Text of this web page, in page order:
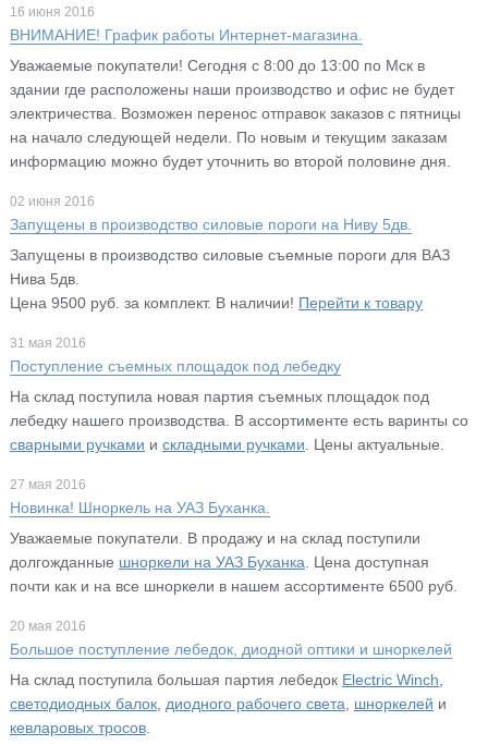
16 июня 2016
ВНИМАНИЕ! График работы Интернет-магазина.
Уважаемые покупатели! Сегодня с 8:00 до 13:00 по Мск в
здании где расположены наши производство и офис не будет
электричества. Возможен перенос отправок заказов с пятницы
на начало следующей недели. По новым и текущим заказам
информацию можно будет уточнить во второй половине дня.
02 июня 2016
Запущены в производство силовые пороги на Ниву 5дв.
Запущены в производство силовые съемные пороги для ВАЗ
Нива 5дв.
Цена 9500 руб. за комплект. В наличии! Перейти к товару
31 мая 2016
Поступление съемных площадок под лебедку
На склад поступила новая партия съемных площадок под
лебедку нашего производства. В ассортименте есть варинты со
сварными ручками и складными ручками . Цены актуальные.
27 мая 2016
Новинка! Шноркель на УАЗ Буханка.
Уважаемые покупатели. В продажу и на склад поступили
долгожданные шноркели на УАЗ Буханка . Цена доступная
почти как и на все шноркели в нашем ассортименте 6500 руб.
20 мая 2016
Большое поступление лебедок, диодной оптики и шноркелей
На склад поступила большая партия лебедок Electric Winch
светодиодных балок, диодного рабочего света шноркелей и
кевларовых тросов.